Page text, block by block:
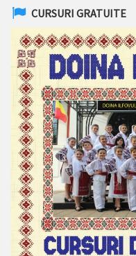
CURSURI GRATUITE